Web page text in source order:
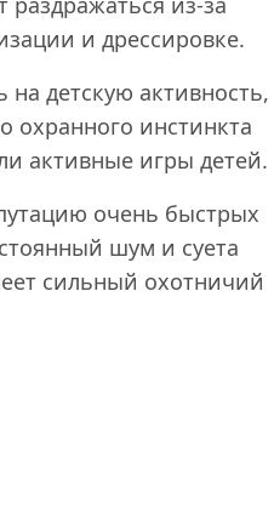
и дрессировке.
детскую активность,
охранного инстинкта
активные игры детей.
очень быстрых
шум и суета
сильный охотничий